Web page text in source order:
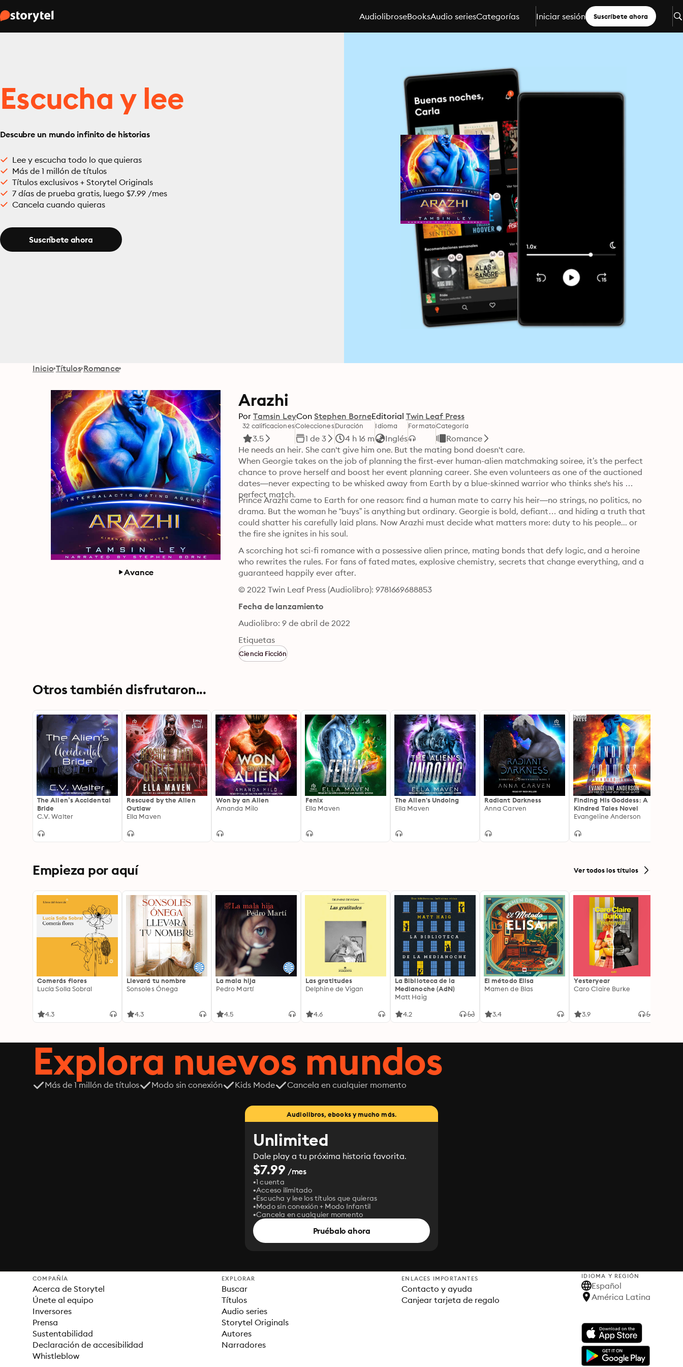
AudiolibroseBooksAudio seriesCategorías Iniciar sesión Suscríbete ahora
Escucha y lee
Descubre un mundo infinito de historias
Lee y escucha todo lo que quieras
Más de 1 millón de títulos
Títulos exclusivos + Storytel Originals
7 días de prueba gratis, luego $7.99 /mes
Cancela cuando quieras
Suscríbete ahora
Inicio Títulos Romance
Avance
Arazhi
Por Tamsin LeyCon Stephen BorneEditorial Twin Leaf Press
32 calificaciones
3.5
Colecciones
1 de 3
Duración
4 h 16 m
Idioma
Inglés
FormatoCategoría
Romance
He needs an heir. She can't give him one. But the mating bond doesn't care.
When Georgie takes on the job of planning the first-ever human-alien matchmaking soiree, it’s the perfect
chance to prove herself and boost her event planning career. She even volunteers as one of the auctioned
dates—never expecting to be whisked away from Earth by a blue-skinned warrior who thinks she's his
perfect match.
Prince Arazhi came to Earth for one reason: find a human mate to carry his heir—no strings, no politics, no
drama. But the woman he “buys” is anything but ordinary. Georgie is bold, defiant… and hiding a truth that
could shatter his carefully laid plans. Now Arazhi must decide what matters more: duty to his people... or
the fire she ignites in his soul.
A scorching hot sci-fi romance with a possessive alien prince, mating bonds that defy logic, and a heroine
who rewrites the rules. For fans of fated mates, explosive chemistry, secrets that change everything, and a
guaranteed happily ever after.
© 2022 Twin Leaf Press (Audiolibro): 9781669688853
Fecha de lanzamiento
Audiolibro: 9 de abril de 2022
Etiquetas
Ciencia Ficción
Otros también disfrutaron...
The Alien’s Accidental
Bride
C.V. Walter
Rescued by the Alien
Outlaw
Ella Maven
Won by an Alien
Amanda Milo
Fenix
Ella Maven
The Alien's Undoing
Ella Maven
Radiant Darkness
Anna Carven
Finding His Goddess: A
Kindred Tales Novel
Evangeline Anderson
Empieza por aquí Ver todos los títulos
Comerás flores
Lucía Solla Sobral
4.3
Llevará tu nombre
Sonsoles Ónega
4.3
La mala hija
Pedro Martí
4.5
Las gratitudes
Delphine de Vigan
4.6
La Biblioteca de la
Medianoche (AdN)
Matt Haig
4.2
El método Elisa
Mamen de Blas
3.4
Yesteryear
Caro Claire Burke
3.9
Explora nuevos mundos
Más de 1 millón de títulos Modo sin conexión Kids Mode Cancela en cualquier momento
Audiolibros, ebooks y mucho más.
Unlimited
Dale play a tu próxima historia favorita.
$7.99 /mes
1 cuenta
Acceso ilimitado
Escucha y lee los títulos que quieras
Modo sin conexión + Modo Infantil
Cancela en cualquier momento
Pruébalo ahora
COMPAÑÍA
Acerca de Storytel
Únete al equipo
Inversores
Prensa
Sustentabilidad
Declaración de accesibilidad
Whistleblow
EXPLORAR
Buscar
Títulos
Audio series
Storytel Originals
Autores
Narradores
ENLACES IMPORTANTES
Contacto y ayuda
Canjear tarjeta de regalo
IDIOMA Y REGIÓN
Español
América Latina